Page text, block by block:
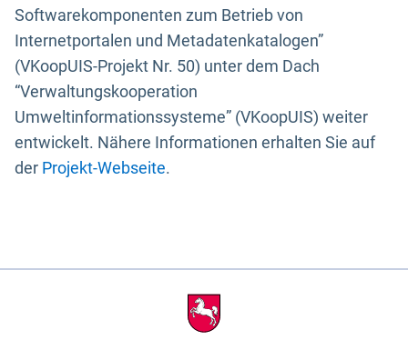
Softwarekomponenten zum Betrieb von
Internetportalen und Metadatenkatalogen”
(VKoopUIS-Projekt Nr. 50) unter dem Dach
“Verwaltungskooperation
Umweltinformationssysteme” (VKoopUIS) weiter
entwickelt. Nähere Informationen erhalten Sie auf
der Projekt-Webseite.